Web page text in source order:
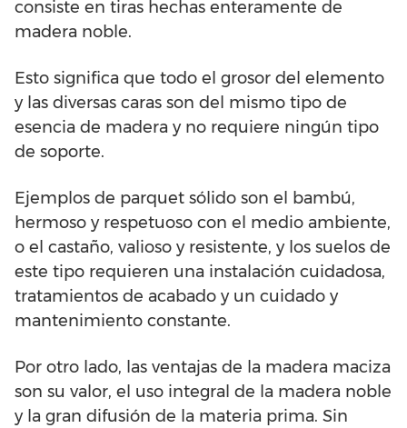
consiste en tiras hechas enteramente de
madera noble.
Esto significa que todo el grosor del elemento
y las diversas caras son del mismo tipo de
esencia de madera y no requiere ningún tipo
de soporte.
Ejemplos de parquet sólido son el bambú,
hermoso y respetuoso con el medio ambiente,
o el castaño, valioso y resistente, y los suelos de
este tipo requieren una instalación cuidadosa,
tratamientos de acabado y un cuidado y
mantenimiento constante.
Por otro lado, las ventajas de la madera maciza
son su valor, el uso integral de la madera noble
y la gran difusión de la materia prima. Sin